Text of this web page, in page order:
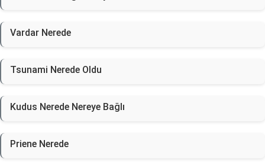
Vardar Nerede
Tsunami Nerede Oldu
Kudus Nerede Nereye Bağlı
Priene Nerede